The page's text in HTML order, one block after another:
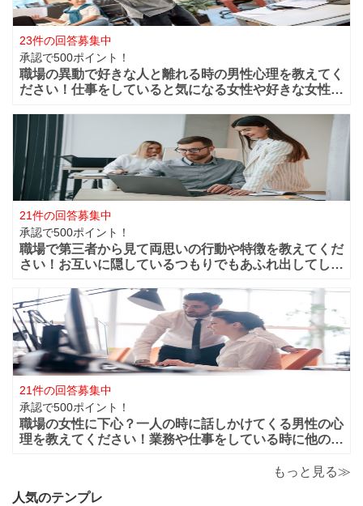
23件の回答募集中
承認で500ポイント！
職場の異動で好きな人と離れる時の男性心理を教えてく
ださい！仕事をしていると気になる女性や好きな女性な
仲良く過ごせたけど異動になってしまうと離れてしまい
ます。 男性的には好きな女性がいた場合は
21件の回答募集中
承認で500ポイント！
職場で第三者から見て両思いの行動や特徴を教えてくだ
さい！お互いに隠しているつもりでもあふれ出してしま
僚・上司から見ても、それって両想いじゃない？って行
動などってありますよね？ 第三者から見て
21件の回答募集中
承認で500ポイント！
職場の女性に下心？一人の時に話しかけてくる男性の心
理を教えてください！業務や仕事をしている時に他の人
かけてくるのは下心があるからでしょうか？恋愛的に好
もっと見る≫
人気のテンプレ